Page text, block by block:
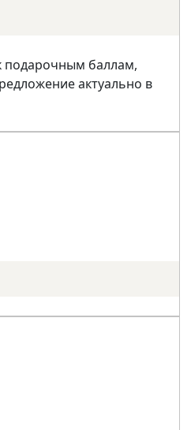
подарочным баллам,
актуально в